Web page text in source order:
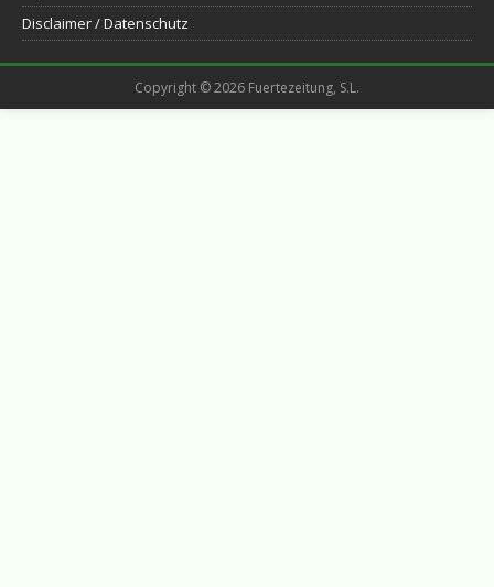
Disclaimer / Datenschutz
Copyright © 2026 Fuertezeitung, S.L.